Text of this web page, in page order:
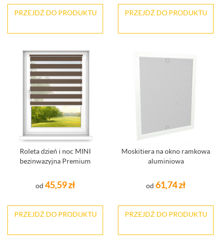
PRZEJDŹ DO PRODUKTU PRZEJDŹ DO PRODUKTU
Roleta dzień i noc MINI
bezinwazyjna Premium
od 45,59 zł
PRZEJDŹ DO PRODUKTU
Moskitiera na okno ramkowa
aluminiowa
od 61,74 zł
PRZEJDŹ DO PRODUKTU